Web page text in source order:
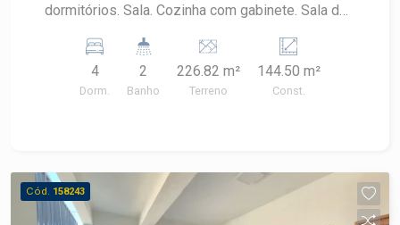
dormitórios. Sala. Cozinha com gabinete. Sala de
Quintal. Monitoramento de segurança com 4
câmeras. Casa dos fundos: 2 dormitórios. Sala.
Cozinha com gabinete. Banheiro. Área de serviço
4
Dorm.
2
Banho
226.82 m²
Terreno
144.50 m²
Const.
Cód. 158243